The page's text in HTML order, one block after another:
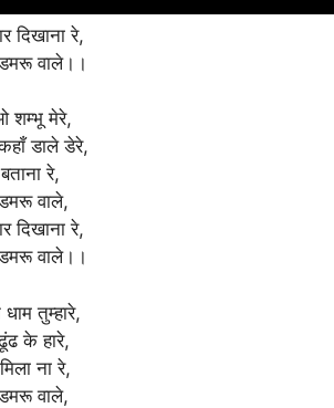
दिखाना रे,
वाले।।
शम्भू मेरे,
डाले डेरे,
रे,
वाले,
दिखाना रे,
वाले।।
तुम्हारे,
के हारे,
ना रे,
वाले,